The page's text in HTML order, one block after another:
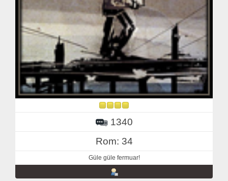
1340
Rom: 34
Güle güle fermuar!